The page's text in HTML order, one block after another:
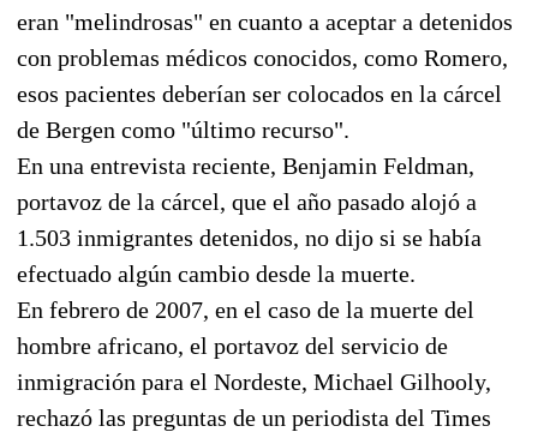
eran "melindrosas" en cuanto a aceptar a detenidos
con problemas médicos conocidos, como Romero,
esos pacientes deberían ser colocados en la cárcel
de Bergen como "último recurso".
En una entrevista reciente, Benjamin Feldman,
portavoz de la cárcel, que el año pasado alojó a
1.503 inmigrantes detenidos, no dijo si se había
efectuado algún cambio desde la muerte.
En febrero de 2007, en el caso de la muerte del
hombre africano, el portavoz del servicio de
inmigración para el Nordeste, Michael Gilhooly,
rechazó las preguntas de un periodista del Times